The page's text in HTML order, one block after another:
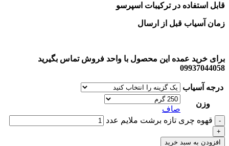
قابل استفاده در ترکیبات اسپرسو
زمان آسیاب قبل از ارسال
برای خرید عمده این محصول با واحد فروش تماس بگیرید
09937044058
درجه آسیاب
وزن
صاف
- قهوه چری تازه برشت ملایم عدد
+
افزودن به سبد خرید